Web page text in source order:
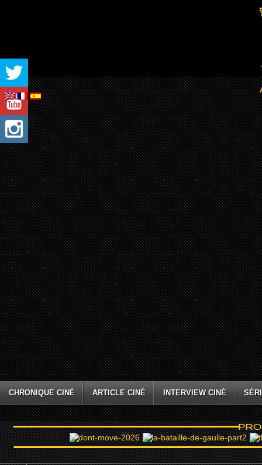
CHRONIQUE CINÉ ARTICLE CINÉ INTERVIEW CINÉ